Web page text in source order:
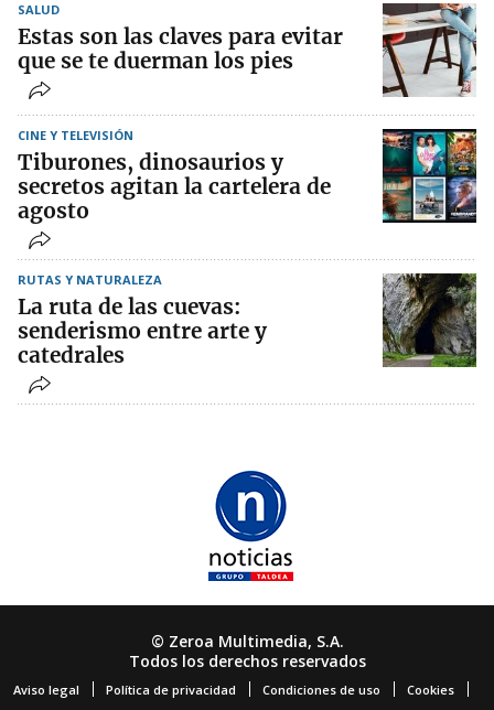
SALUD
Estas son las claves para evitar
que se te duerman los pies
CINE Y TELEVISIÓN
Tiburones, dinosaurios y
secretos agitan la cartelera de
agosto
RUTAS Y NATURALEZA
La ruta de las cuevas:
senderismo entre arte y
catedrales
© Zeroa Multimedia, S.A.
Todos los derechos reservados
Aviso legal Política de privacidad Condiciones de uso Cookies